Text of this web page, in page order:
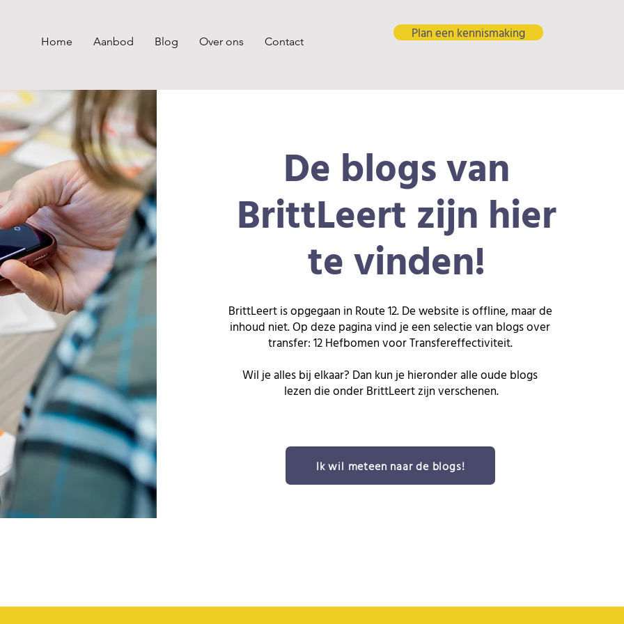
Home Aanbod Blog Over ons Contact
Plan een kennismaking
De blogs van
BrittLeert zijn hier
te vinden!
BrittLeert is opgegaan in Route 12. De website is offline, maar de
inhoud niet.Op deze pagina vind je een selectie van blogs over
transfer: 12 Hefbomen voor Transfereffectiviteit.
Wil je alles bij elkaar? Dan kun je hieronder alle oude blogs
lezen die onder BrittLeert zijn verschenen.
Ik wil meteen naar de blogs!